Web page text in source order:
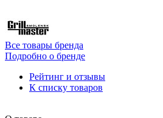
Все товары бренда
Подробно о бренде
Рейтинг и отзывы
К списку товаров